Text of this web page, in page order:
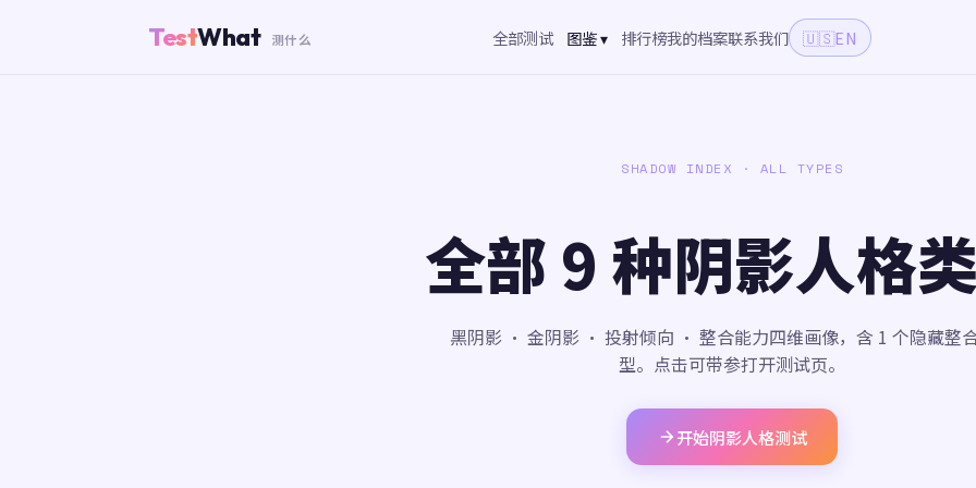
TestWhat 测什么 全部测试 图鉴 ▾ 排行榜我的档案联系我们 🇺🇸EN
SHADOW INDEX · ALL TYPES
全部 9 种阴影人格
黑阴影 · 金阴影 · 投射倾向 · 整合能力四维画像，含 1 个隐藏整
型。点击可带参打开测试页。
开始阴影人格测试